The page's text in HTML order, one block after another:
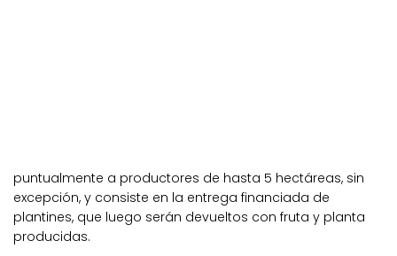
puntualmente a productores de hasta 5 hectáreas, sin
excepción, y consiste en la entrega financiada de
plantines, que luego serán devueltos con fruta y planta
producidas.